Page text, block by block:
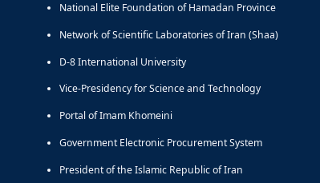
National Elite Foundation of Hamadan Province
Network of Scientific Laboratories of Iran (Shaa)
D-8 International University
Vice-Presidency for Science and Technology
Portal of Imam Khomeini
Government Electronic Procurement System
President of the Islamic Republic of Iran